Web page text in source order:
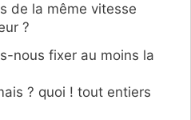
de la même vitesse
?
nous fixer au moins la
? quoi ! tout entiers